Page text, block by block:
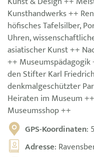
Kunsthandwerks ++
höfisches Tafelsilber,
Uhren,
asiatischer Kunst ++
++
den Stifter Karl
denkmalgeschützter
Heiraten im Museum
Museumsshop ++
GPS-Koordinaten:
Adresse: